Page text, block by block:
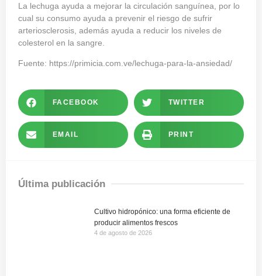
La lechuga ayuda a mejorar la circulación sanguínea, por lo
cual su consumo ayuda a prevenir el riesgo de sufrir
arteriosclerosis, además ayuda a reducir los niveles de
colesterol en la sangre.
Fuente: https://primicia.com.ve/lechuga-para-la-ansiedad/
FACEBOOK TWITTER
EMAIL PRINT
Última publicación
Cultivo hidropónico: una forma eficiente de
producir alimentos frescos
4 de agosto de 2026